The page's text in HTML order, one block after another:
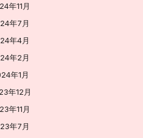
年11月
年7月
年4月
年2月
年1月
年12月
年11月
年7月